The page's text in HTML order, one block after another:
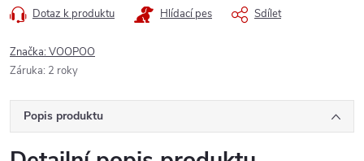
Dotaz k produktu Hlídací pes Sdílet
Značka:VOOPOO
Záruka: 2 roky
Popis produktu